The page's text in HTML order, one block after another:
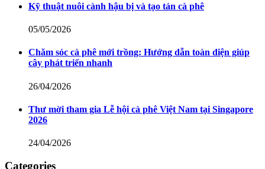
Kỹ thuật nuôi cành hậu bị và tạo tán cà phê
05/05/2026
Chăm sóc cà phê mới trồng: Hướng dẫn toàn diện giúp
cây phát triển nhanh
26/04/2026
Thư mời tham gia Lễ hội cà phê Việt Nam tại Singapore
2026
24/04/2026
Categories